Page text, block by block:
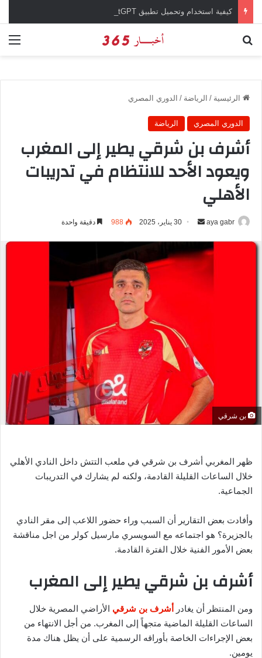
الرئيسية / الرياضة / الدوري المصري
الدوري المصري الرياضة
أشرف بن شرقي يطير إلى المغرب
ويعود الأحد للانتظام في تدريبات
الأهلي
aya gabr
س
ل
ك
و
ا
30 يناير، 2025 988 دقيقة واحدة
بن شرقي
ظهر المغربي أشرف بن شرقي في ملعب التتش داخل النادي الأهلي
خلال الساعات القليلة القادمة، ولكنه لم يشارك في التدريبات
الجماعية.
وأفادت بعض التقارير أن السبب وراء حضور اللاعب إلى مقر النادي
بالجزيرة؟ هو اجتماعه مع السويسري مارسيل كولر من اجل مناقشة
بعض الأمور الفنية خلال الفترة القادمة.
أشرف بن شرقي يطير إلى المغرب
ومن المنتظر أن يغادر أشرف بن شرقي الأراضي المصرية خلال
الساعات القليلة الماضية متجهاً إلى المغرب. من أجل الانتهاء من
بعض الإجراءات الخاصة بأوراقه الرسمية على أن يظل هناك مدة
يومين.